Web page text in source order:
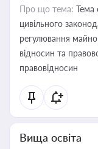
Про що тема: Тема
цивільного
регулювання
відносин та
правовідносин
Вища освіта